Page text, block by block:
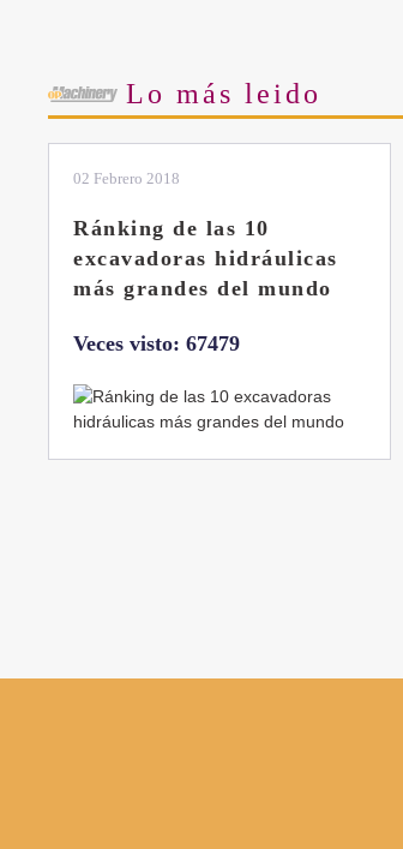
Lo más leido
02 Febrero 2018
Ránking de las 10
excavadoras hidráulicas
más grandes del mundo
Veces visto: 67479